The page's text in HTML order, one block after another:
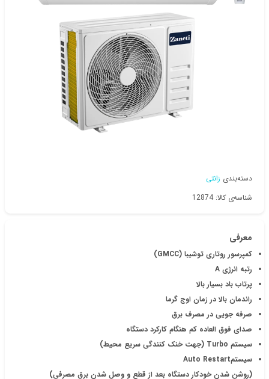
دسته‌بندی زانتی
شناسه‌ی کالا: 12874
معرفی
کمپرسور روتاری توشیبا (GMCC)
رتبه انرژی A
پرتاب باد بسیار بالا
راندمان بالا در زمان اوج گرما
صرفه جویی در مصرف برق
صدای فوق العاده کم هنگام کارکرد دستگاه
سیستم Turbo (جهت خنک کنندگی سریع محیط)
سیستمAuto Restart
(روشن شدن خودکار دستگاه بعد از قطع و وصل شدن برق مصرفی)